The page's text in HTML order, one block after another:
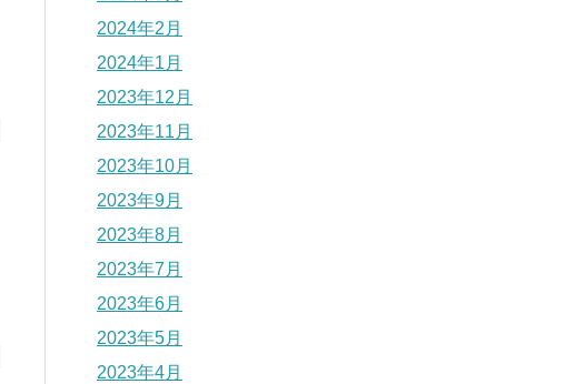
2024年2月
2024年1月
2023年12月
2023年11月
2023年10月
2023年9月
2023年8月
2023年7月
2023年6月
2023年5月
2023年4月